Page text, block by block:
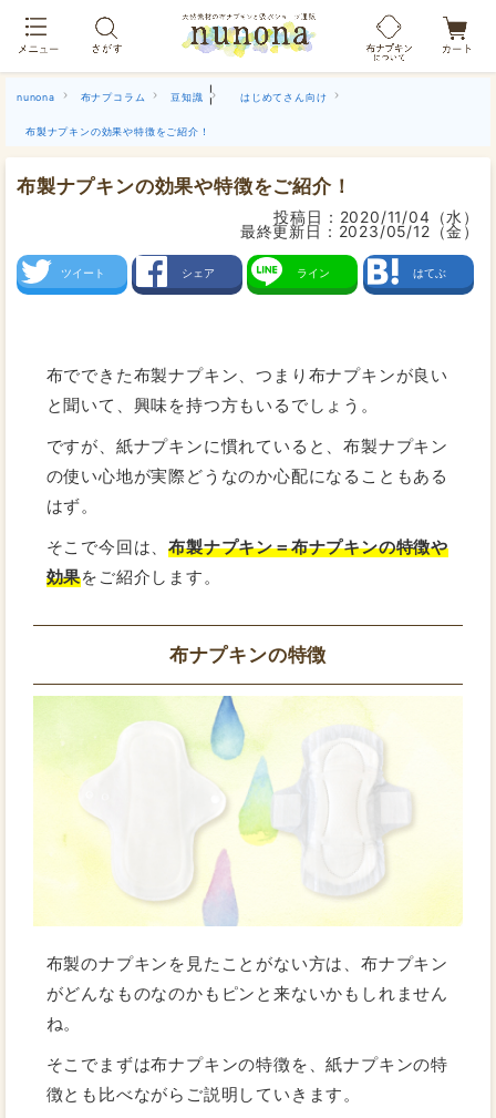
nunona 布ナプコラム 豆知識 | はじめてさん向け
布製ナプキンの効果や特徴をご紹介！
布製ナプキンの効果や特徴をご紹介！
投稿日： 2020/11/04（水）
最終更新日： 2023/05/12（金）
ツイート シェア ライン はてぶ
布でできた布製ナプキン、つまり布ナプキンが良い
と聞いて、興味を持つ方もいるでしょう。
ですが、紙ナプキンに慣れていると、布製ナプキン
の使い心地が実際どうなのか心配になることもある
はず。
そこで今回は、布製ナプキン＝布ナプキンの特徴や
効果をご紹介します。
布ナプキンの特徴
布製のナプキンを見たことがない方は、布ナプキン
がどんなものなのかもピンと来ないかもしれません
ね。
そこでまずは布ナプキンの特徴を、紙ナプキンの特
徴とも比べながらご説明していきます。